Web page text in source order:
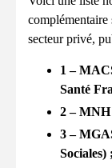
secteur privé,
1 –
Santé
2 – MNH
3 –
Sociales) ;